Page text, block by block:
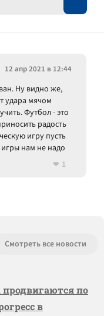
12 апр 2021 в 12:44
Ну видно же,
удара мячом
Футбол - это
радость
игру пусть
нам не надо
1
Смотреть все новости
продвигаются по
в